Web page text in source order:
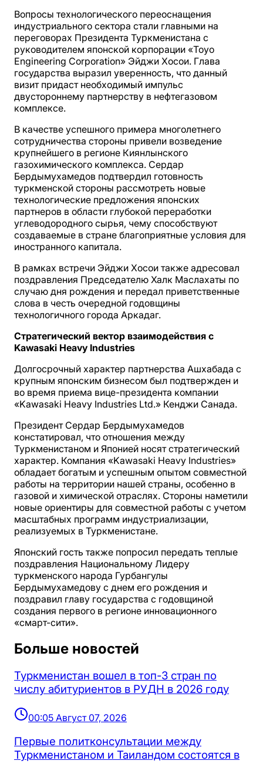
Вопросы технологического переоснащения
индустриального сектора стали главными на
переговорах Президента Туркменистана с
руководителем японской корпорации «Toyo
Engineering Corporation» Эйджи Хосои. Глава
государства выразил уверенность, что данный
визит придаст необходимый импульс
двустороннему партнерству в нефтегазовом
комплексе.
В качестве успешного примера многолетнего
сотрудничества стороны привели возведение
крупнейшего в регионе Киянлынского
газохимического комплекса. Сердар
Бердымухамедов подтвердил готовность
туркменской стороны рассмотреть новые
технологические предложения японских
партнеров в области глубокой переработки
углеводородного сырья, чему способствуют
создаваемые в стране благоприятные условия для
иностранного капитала.
В рамках встречи Эйджи Хосои также адресовал
поздравления Председателю Халк Маслахаты по
случаю дня рождения и передал приветственные
слова в честь очередной годовщины
технологичного города Аркадаг.
Стратегический вектор взаимодействия с
Kawasaki Heavy Industries
Долгосрочный характер партнерства Ашхабада с
крупным японским бизнесом был подтвержден и
во время приема вице-президента компании
«Kawasaki Heavy Industries Ltd.» Кенджи Санада.
Президент Сердар Бердымухамедов
констатировал, что отношения между
Туркменистаном и Японией носят стратегический
характер. Компания «Kawasaki Heavy Industries»
обладает богатым и успешным опытом совместной
работы на территории нашей страны, особенно в
газовой и химической отраслях. Стороны наметили
новые ориентиры для совместной работы с учетом
масштабных программ индустриализации,
реализуемых в Туркменистане.
Японский гость также попросил передать теплые
поздравления Национальному Лидеру
туркменского народа Гурбангулы
Бердымухамедову с днем его рождения и
поздравил главу государства с годовщиной
создания первого в регионе инновационного
«смарт-сити».
Больше новостей
Туркменистан вошел в топ-3 стран по
числу абитуриентов в РУДН в 2026 году
00:05 Август 07, 2026
Первые политконсультации между
Туркменистаном и Таиландом состоятся в